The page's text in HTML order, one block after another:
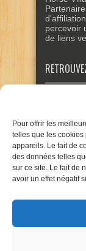
Pour offrir les
telles que les cookies
appareils. Le fait de
des données telles
sur ce site. Le fait de
avoir un effet négatif
percevoir
de liens